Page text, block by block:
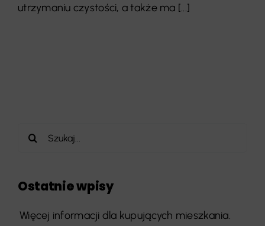
utrzymaniu czystości, a także ma [...]
Szukaj
Ostatnie wpisy
Więcej informacji dla kupujących mieszkania.